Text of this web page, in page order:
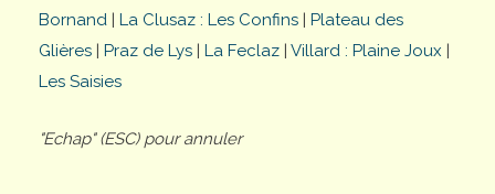
Bornand | La Clusaz : Les Confins | Plateau des
Glières | Praz de Lys | La Feclaz | Villard : Plaine Joux |
Les Saisies
"Echap" (ESC) pour annuler